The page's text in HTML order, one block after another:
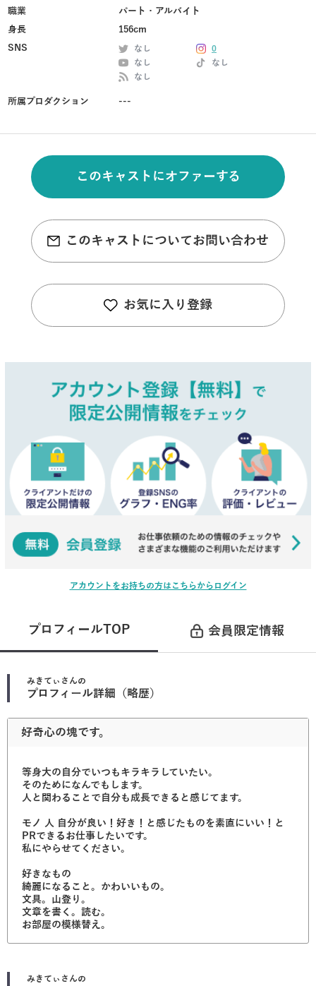
職業
パート・アルバイト
身長
156cm
SNS
なし
0
なし
なし
なし
所属プロダクション ---
このキャストにオファーする
このキャストについてお問い合わせ
お気に入り登録
アカウントをお持ちの方はこちらからログイン
プロフィールTOP 会員限定情報
みきてぃ さんの
プロフィール詳細（略歴）
好奇心の塊です。
等身大の自分でいつもキラキラしていたい。
そのためになんでもします。
人と関わることで自分も成長できると感じてます。
モノ 人 自分が良い！好き！と感じたものを素直にいい！と
PRできるお仕事したいです。
私にやらせてください。
好きなもの
綺麗になること。かわいいもの。
文具。山登り。
文章を書く。読む。
お部屋の模様替え。
みきてぃ さんの